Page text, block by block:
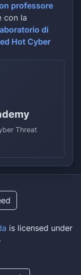
professore
con la
di
Hot Cyber
Threat
is licensed under